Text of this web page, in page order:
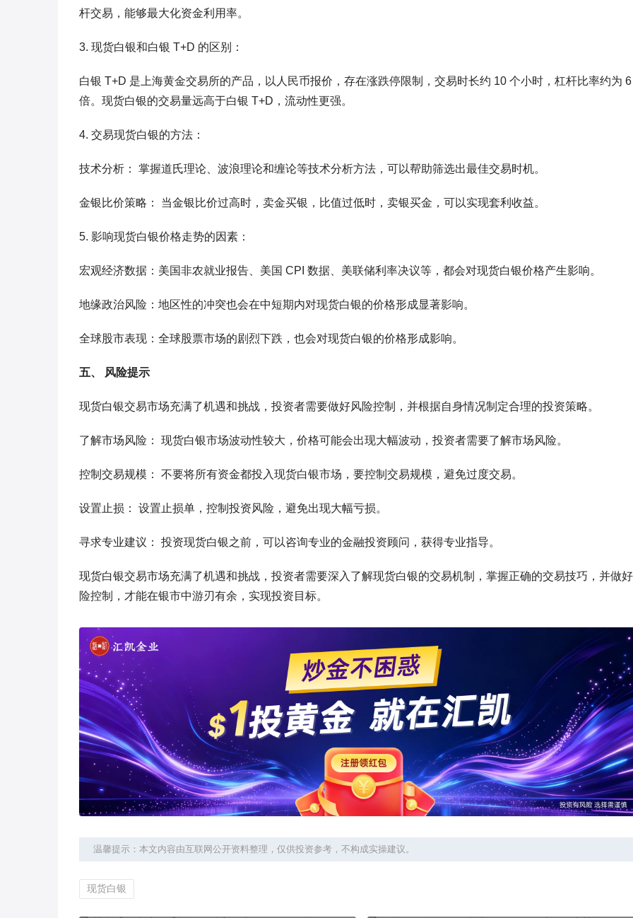
杆交易，能够最大化资金利用率。
3. 现货白银和白银 T+D 的区别：
白银 T+D 是上海黄金交易所的产品，以人民币报价，存在涨跌停限制，交易时长约 10 个小时，杠杆比率约为 6
倍。现货白银的交易量远高于白银 T+D，流动性更强。
4. 交易现货白银的方法：
技术分析： 掌握道氏理论、波浪理论和缠论等技术分析方法，可以帮助筛选出最佳交易时机。
金银比价策略： 当金银比价过高时，卖金买银，比值过低时，卖银买金，可以实现套利收益。
5. 影响现货白银价格走势的因素：
宏观经济数据：美国非农就业报告、美国 CPI 数据、美联储利率决议等，都会对现货白银价格产生影响。
地缘政治风险：地区性的冲突也会在中短期内对现货白银的价格形成显著影响。
全球股市表现：全球股票市场的剧烈下跌，也会对现货白银的价格形成影响。
五、 风险提示
现货白银交易市场充满了机遇和挑战，投资者需要做好风险控制，并根据自身情况制定合理的投资策略。
了解市场风险： 现货白银市场波动性较大，价格可能会出现大幅波动，投资者需要了解市场风险。
控制交易规模： 不要将所有资金都投入现货白银市场，要控制交易规模，避免过度交易。
设置止损： 设置止损单，控制投资风险，避免出现大幅亏损。
寻求专业建议： 投资现货白银之前，可以咨询专业的金融投资顾问，获得专业指导。
现货白银交易市场充满了机遇和挑战，投资者需要深入了解现货白银的交易机制，掌握正确的交易技巧，并做
险控制，才能在银市中游刃有余，实现投资目标。
温馨提示：本文内容由互联网公开资料整理，仅供投资参考，不构成实操建议。
现货白银